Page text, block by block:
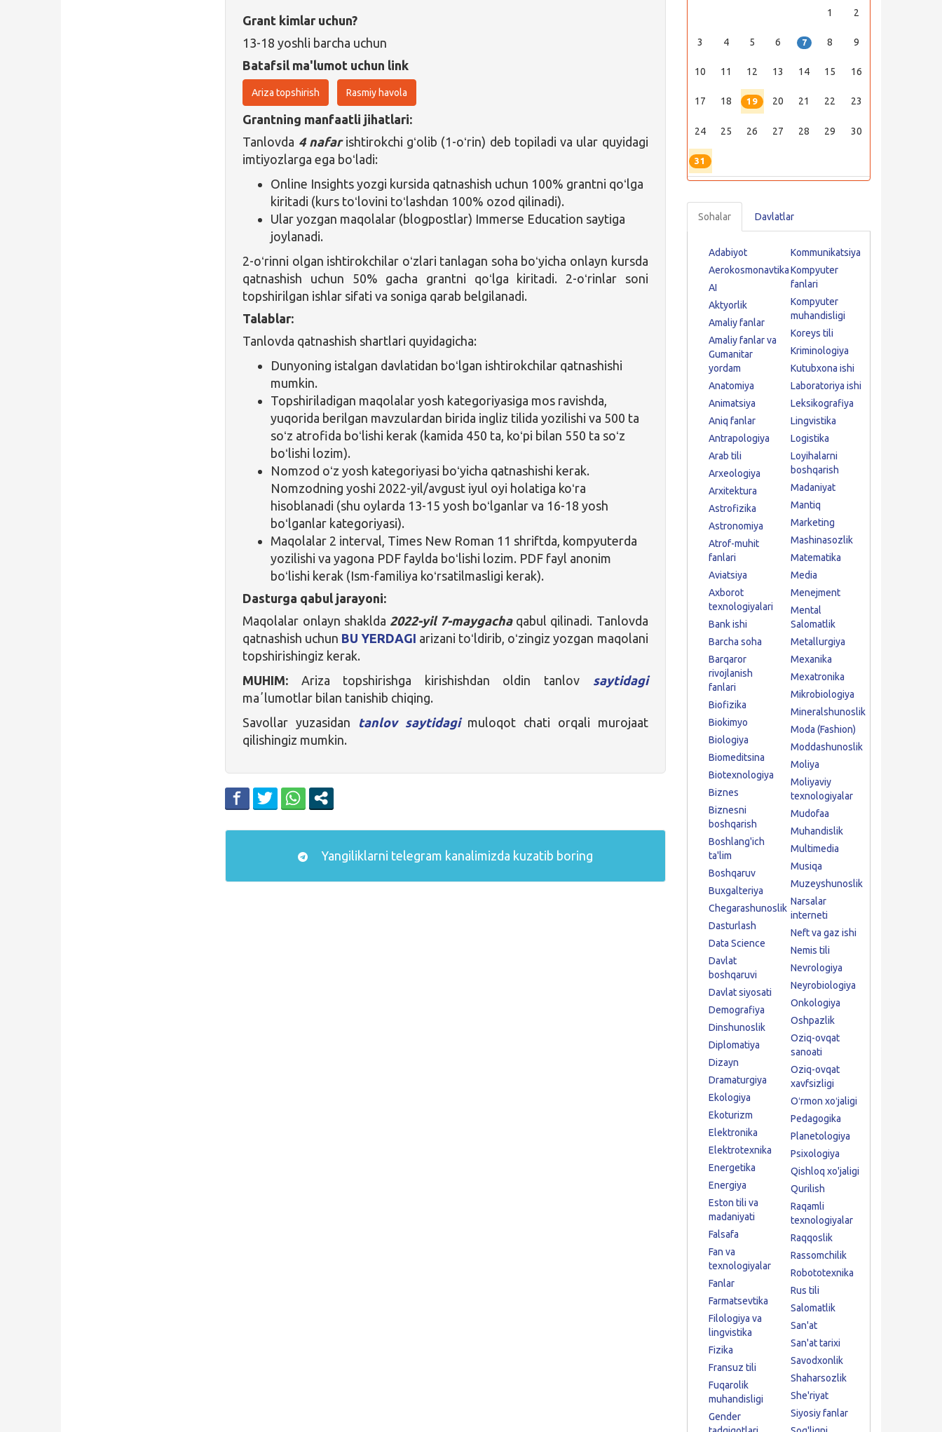
Grant kimlar uchun?
13-18 yoshli barcha uchun
Batafsil ma'lumot uchun link
Ariza topshirish Rasmiy havola
Grantning manfaatli jihatlari:
Tanlovda 4 nafarishtirokchi gʻolib (1-oʻrin) deb topiladi va ular quyidagi
imtiyozlarga ega boʻladi:
Online Insights yozgi kursida qatnashish uchun 100% grantni qoʻlga
kiritadi (kurs toʻlovini toʻlashdan 100% ozod qilinadi).
Ular yozgan maqolalar (blogpostlar) Immerse Education saytiga
joylanadi.
2-oʻrinni olgan ishtirokchilar oʻzlari tanlagan soha boʻyicha onlayn kursda
qatnashish uchun 50% gacha grantni qoʻlga kiritadi. 2-oʻrinlar soni
topshirilgan ishlar sifati va soniga qarab belgilanadi.
Talablar:
Tanlovda qatnashish shartlari quyidagicha:
Dunyoning istalgan davlatidan boʻlgan ishtirokchilar qatnashishi
mumkin.
Topshiriladigan maqolalar yosh kategoriyasiga mos ravishda,
yuqorida berilgan mavzulardan birida ingliz tilida yozilishi va 500 ta
soʻz atrofida boʻlishi kerak (kamida 450 ta, koʻpi bilan 550 ta soʻz
boʻlishi lozim).
Nomzod oʻz yosh kategoriyasi boʻyicha qatnashishi kerak.
Nomzodning yoshi 2022-yil/avgust iyul oyi holatiga koʻra
hisoblanadi (shu oylarda 13-15 yosh boʻlganlar va 16-18 yosh
boʻlganlar kategoriyasi).
Maqolalar 2 interval, Times New Roman 11 shriftda, kompyuterda
yozilishi va yagona PDF faylda boʻlishi lozim. PDF fayl anonim
boʻlishi kerak (Ism-familiya koʻrsatilmasligi kerak).
Dasturga qabul jarayoni:
Maqolalar onlayn shaklda 2022-yil 7-maygachaqabul qilinadi. Tanlovda
qatnashish uchun BU YERDAGI arizani toʻldirib, oʻzingiz yozgan maqolani
topshirishingiz kerak.
MUHIM: Ariza topshirishga kirishishdan oldin tanlovsaytidagi
maʼlumotlar bilan tanishib chiqing.
Savollar yuzasidan
tanlov saytidagimuloqot chati orqali murojaat
qilishingiz mumkin.
Yangiliklarni telegram kanalimizda kuzatib boring
1 2
3 4 5 6 7 8 9
10 11 12 13 14 15 16
17 18 19 20 21 22 23
24 25 26 27 28 29 30
31
Sohalar Davlatlar
Adabiyot
Aerokosmonavtika
AI
Aktyorlik
Amaliy fanlar
Amaliy fanlar va
Gumanitar
yordam
Anatomiya
Animatsiya
Aniq fanlar
Antrapologiya
Arab tili
Arxeologiya
Arxitektura
Astrofizika
Astronomiya
Atrof-muhit
fanlari
Aviatsiya
Axborot
texnologiyalari
Bank ishi
Barcha soha
Barqaror
rivojlanish
fanlari
Biofizika
Biokimyo
Biologiya
Biomeditsina
Biotexnologiya
Biznes
Biznesni
boshqarish
Boshlang'ich
ta'lim
Boshqaruv
Buxgalteriya
Chegarashunoslik
Dasturlash
Data Science
Davlat
boshqaruvi
Davlat siyosati
Demografiya
Dinshunoslik
Diplomatiya
Dizayn
Dramaturgiya
Ekologiya
Ekoturizm
Elektronika
Elektrotexnika
Energetika
Energiya
Eston tili va
madaniyati
Falsafa
Fan va
texnologiyalar
Fanlar
Farmatsevtika
Filologiya va
lingvistika
Fizika
Fransuz tili
Fuqarolik
muhandisligi
Gender
Kommunikatsiya
Kompyuter
fanlari
Kompyuter
muhandisligi
Koreys tili
Kriminologiya
Kutubxona ishi
Laboratoriya ishi
Leksikografiya
Lingvistika
Logistika
Loyihalarni
boshqarish
Madaniyat
Mantiq
Marketing
Mashinasozlik
Matematika
Media
Menejment
Mental
Salomatlik
Metallurgiya
Mexanika
Mexatronika
Mikrobiologiya
Mineralshunoslik
Moda (Fashion)
Moddashunoslik
Moliya
Moliyaviy
texnologiyalar
Mudofaa
Muhandislik
Multimedia
Musiqa
Muzeyshunoslik
Narsalar
interneti
Neft va gaz ishi
Nemis tili
Nevrologiya
Neyrobiologiya
Onkologiya
Oshpazlik
Oziq-ovqat
sanoati
Oziq-ovqat
xavfsizligi
Oʻrmon xoʻjaligi
Pedagogika
Planetologiya
Psixologiya
Qishloq xo'jaligi
Qurilish
Raqamli
texnologiyalar
Raqqoslik
Rassomchilik
Robototexnika
Rus tili
Salomatlik
San'at
San'at tarixi
Savodxonlik
Shaharsozlik
She'riyat
Siyosiy fanlar